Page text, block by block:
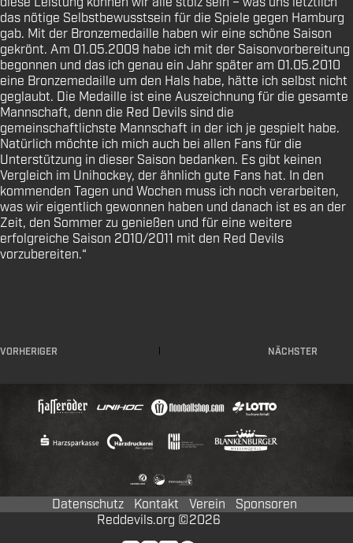
das nötige Selbstbewusstsein für die Spiele gegen Hamburg
gab. Mit der Bronzemedaille haben wir eine schöne Saison
gekrönt. Am 01.05.2009 habe ich mit der Saisonvorbereitung
begonnen und das ich genau ein Jahr später am 01.05.2010
eine Bronzemedaille um den Hals habe, hätte ich selbst nicht
geglaubt. Die Medaille ist eine Auszeichnung für die gesamte
Mannschaft, denn die Red Devils sind die
gemeinschaftlichste Mannschaft in der ich je gespielt habe.
Natürlich möchte ich mich auch bei allen Fans für die
Unterstützung in dieser Saison bedanken. Es gibt keinen
Vergleich im Unihockey, der ähnlich gute Fans hat. In den
kommenden Tagen und Wochen muss ich noch verarbeiten,
was wir eigentlich gewonnen haben und danach ist es an der
Zeit, den Sommer zu genießen und für eine weitere
erfolgreiche Saison 2010/2011 mit den Red Devils
vorzubereiten.“
VORHERIGER NÄCHSTER
Datenschutz Kontakt Verein
Sponsoren
Reddevils.org ©2026